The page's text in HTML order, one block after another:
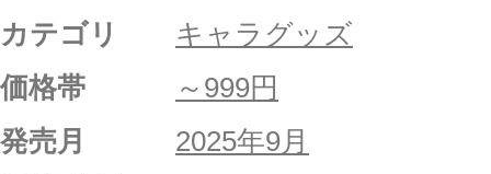
カテゴリ
キャラグッズ
価格帯
～999円
発売月
2025年9月